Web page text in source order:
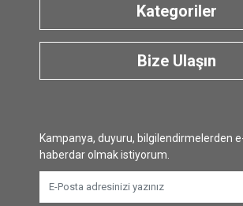
Kategoriler
Bize Ulaşın
Kampanya, duyuru, bilgilendirmelerden
haberdar olmak istiyorum.